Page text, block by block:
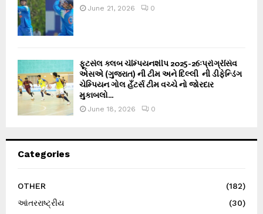
June 21, 2026 0
ફૂટસેલ ક્લબ ચેમ્પિયનશીપ 2025-26ઃપ્રોગ્રેસિવ
એસએ (ગુજરાત) ની ટીમ અને દિલ્લી ની ડીફેન્ડિંગ
ચેમ્પિયન ગોલ હઁટર્સ ટીમ વચ્ચે નો જોરદાર
મુકાબલો...
June 18, 2026 0
Categories
OTHER
(182)
આંતરરાષ્ટ્રીય
(30)